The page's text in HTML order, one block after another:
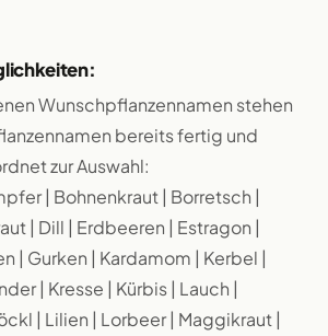
Wunschpflanzennamen stehen
bereits fertig und
zur Auswahl:
| Bohnenkraut | Borretsch |
| Dill | Erdbeeren | Estragon |
| Gurken | Kardamom | Kerbel |
| Kresse | Kürbis | Lauch |
| Lilien | Lorbeer | Maggikraut |